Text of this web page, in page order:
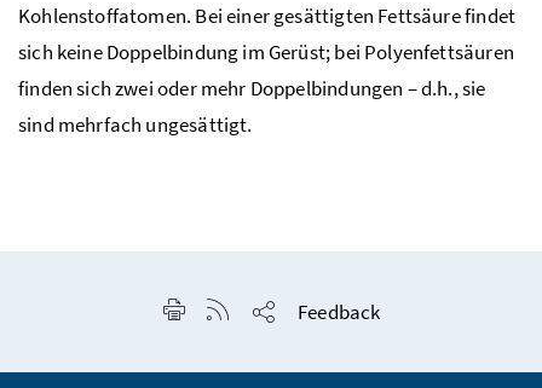
Kohlenstoffatomen. Bei einer gesättigten Fettsäure findet
sich keine Doppelbindung im Gerüst; bei Polyenfettsäuren
finden sich zwei oder mehr Doppelbindungen –d.h., sie
sind mehrfach ungesättigt.
Seite drucken
RSS-Feed anzeigen
Feedback